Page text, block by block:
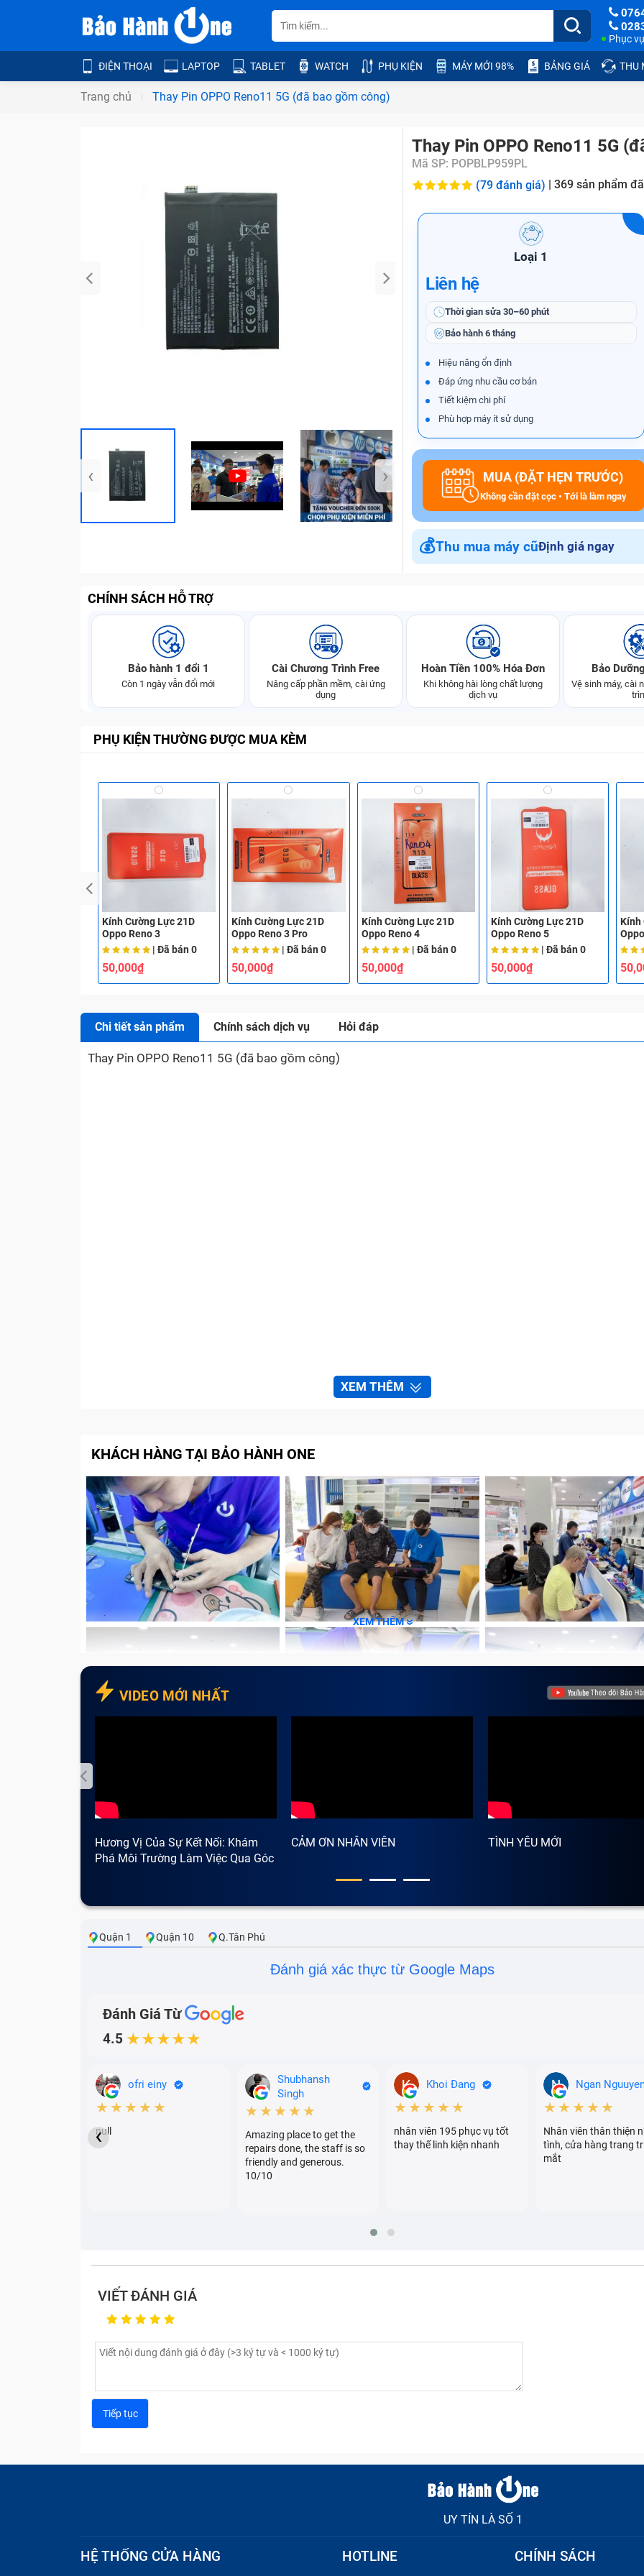
Phục
ĐIỆN THOẠI LAPTOP TABLET WATCH PHỤ KIỆN MÁY MỚI 98% BẢNG GIÁ THU
Trang chủ Thay Pin OPPO Reno11 5G (đã bao gồm công)
Bảo Hành One
‹ ›
Thay Pin OPPO Reno11 5G
Mã SP: POPBLP959PL
(79 đánh giá) | 369 sản phẩm
Loại 1
Liên hệ
Thời gian sửa 30–60 phút
Bảo hành 6 tháng
Hiệu năng ổn định
Đáp ứng nhu cầu cơ bản
Tiết kiệm chi phí
Phù hợp máy ít sử dụng
MUA (ĐẶT HẸN TRƯỚC)
Không cần đặt cọc • Tới là làm ngay
💰Thu mua máy cũĐịnh giá ngay
CHÍNH SÁCH HỖ TRỢ
Bảo hành 1 đổi 1
Còn 1 ngày vẫn đổi mới
Cài Chương Trình Free
Nâng cấp phần mềm, cài ứng
dụng
Hoàn Tiền 100% Hóa Đơn
Khi không hài lòng chất lượng
dịch vụ
Bảo
Vệ sinh máy, cài
PHỤ KIỆN THƯỜNG ĐƯỢC MUA KÈM
Kính Cường Lực 21D
Oppo Reno 3
| Đã bán 0
50,000₫
Kính Cường Lực 21D
Oppo Reno 3 Pro
| Đã bán0
50,000₫
Kính Cường Lực 21D
Oppo Reno 4
| Đã bán 0
50,000₫
Kính Cường Lực 21D
Oppo Reno 5
| Đã bán 0
50,000₫
Kính
Chi tiết sản phẩm Chính sách dịch vụ Hỏi đáp
Thay Pin OPPO Reno11 5G (đã bao gồm công)
XEM THÊM
KHÁCH HÀNG TẠI BẢO HÀNH ONE
XEM THÊM
VIDEO MỚI NHẤT
Hương Vị Của Sự Kết Nối: Khám
Phá Môi Trường Làm Việc Qua Góc
CẢM ƠN NHÂN VIÊN TÌNH YÊU MỚI
Quận 1 Quận 10 Q.Tân Phú
Đánh giá xác thực từ Google Maps
Đánh Giá Từ
4.5 ★★★★★
ofri einy
★★★★★
null
Shubhansh
Singh
★★★★★
Amazing place to get the
repairs done, the staff is so
friendly and generous.
10/10
Khoi Đang
★★★★★
nhân viên 195 phục vụ tốt
thay thế linh kiện nhanh
Ngan
★★★★★
Nhân viên thân thiện
tình, cửa hàng trang
mắt
‹
VIẾT ĐÁNH GIÁ
UY TÍN LÀ SỐ 1
HỆ THỐNG CỬA HÀNG HOTLINE CHÍNH SÁCH